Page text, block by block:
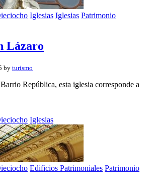
Iglesias Iglesias Patrimonio
Lázaro
by turismo
República, esta iglesia corresponde a
Iglesias
Edificios Patrimoniales Patrimonio